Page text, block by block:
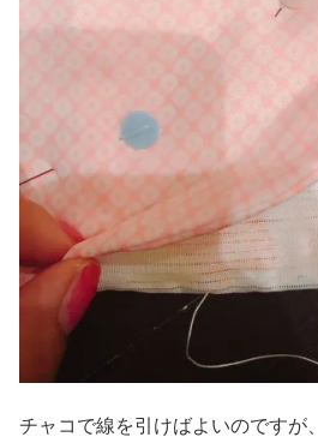
チャコで線を引けばよいのですが、